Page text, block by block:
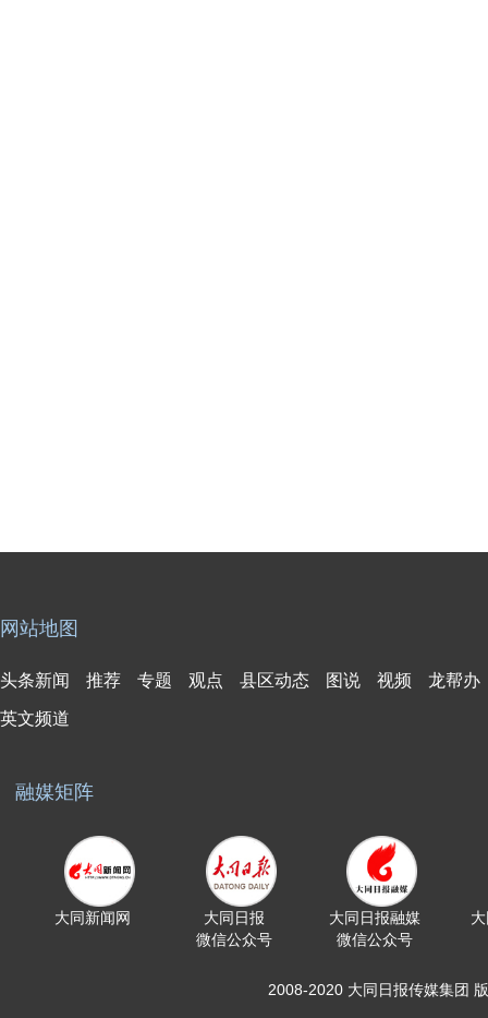
网站地图
头条新闻 推荐 专题 观点 县区动态 图说 视频 龙帮办
英文频道
融媒矩阵
大同新闻网
大同日报
微信公众号
大同日报融媒
微信公众号
2008-2020 大同日报传媒集团